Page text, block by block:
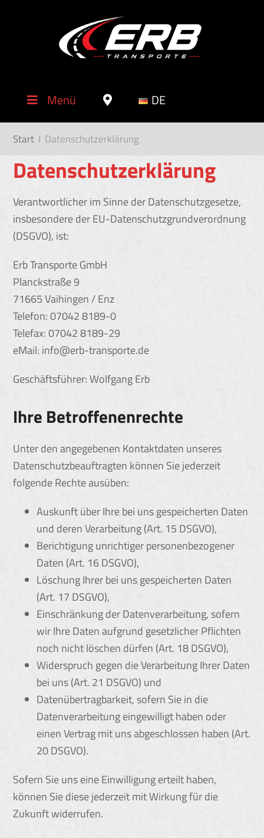
Menü DE
Start I Datenschutzerklärung
Datenschutzerklärung
Verantwortlicher im Sinne der Datenschutzgesetze,
insbesondere der EU-Datenschutzgrundverordnung
(DSGVO), ist:
Erb Transporte GmbH
Planckstraße 9
71665 Vaihingen / Enz
Telefon: 07042 8189-0
Telefax: 07042 8189-29
eMail: info@erb-transporte.de
Geschäftsführer: Wolfgang Erb
Ihre Betroffenenrechte
Unter den angegebenen Kontaktdaten unseres
Datenschutzbeauftragten können Sie jederzeit
folgende Rechte ausüben:
Auskunft über Ihre bei uns gespeicherten Daten
und deren Verarbeitung (Art. 15 DSGVO),
Berichtigung unrichtiger personenbezogener
Daten (Art. 16 DSGVO),
Löschung Ihrer bei uns gespeicherten Daten
(Art. 17 DSGVO),
Einschränkung der Datenverarbeitung, sofern
wir Ihre Daten aufgrund gesetzlicher Pflichten
noch nicht löschen dürfen (Art. 18 DSGVO),
Widerspruch gegen die Verarbeitung Ihrer Daten
bei uns (Art. 21 DSGVO) und
Datenübertragbarkeit, sofern Sie in die
Datenverarbeitung eingewilligt haben oder
einen Vertrag mit uns abgeschlossen haben (Art.
20 DSGVO).
Sofern Sie uns eine Einwilligung erteilt haben,
können Sie diese jederzeit mit Wirkung für die
Zukunft widerrufen.